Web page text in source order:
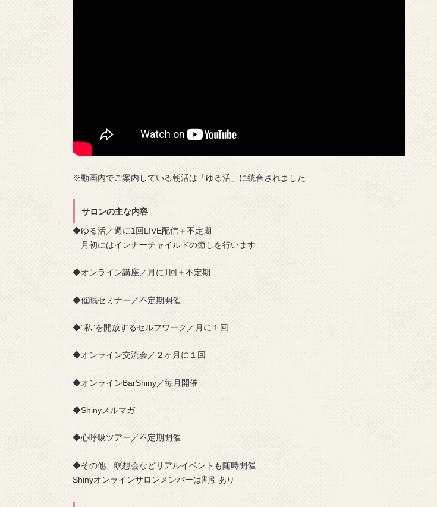
※動画内でご案内している朝活は「ゆる活」に統合されました
サロンの主な内容
◆ゆる活／週に1回LIVE配信＋不定期
月初にはインナーチャイルドの癒しを行います
◆オンライン講座／月に1回＋不定期
◆催眠セミナー／不定期開催
◆”私”を開放するセルフワーク／月に１回
◆オンライン交流会／２ヶ月に１回
◆オンラインBarShiny／毎月開催
◆Shinyメルマガ
◆心呼吸ツアー／不定期開催
◆その他、瞑想会などリアルイベントも随時開催
Shinyオンラインサロンメンバーは割引あり